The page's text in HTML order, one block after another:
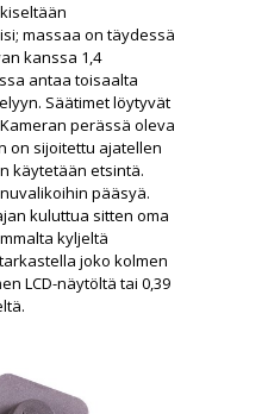
massaa on täydessä
kanssa 1,4
antaa toisaalta
Säätimet löytyvät
perässä oleva
on sijoitettu ajatellen
käytetään etsintä.
pääsyä.
kuluttua sitten oma
kyljeltä
joko kolmen
LCD-näytöltä tai 0,39